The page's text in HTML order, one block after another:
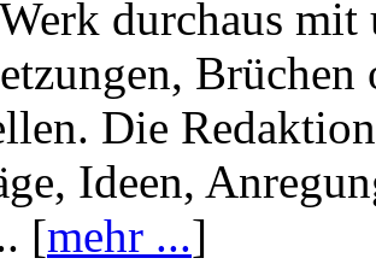
durchaus mit
Brüchen
Die
Ideen,
[mehr ...]